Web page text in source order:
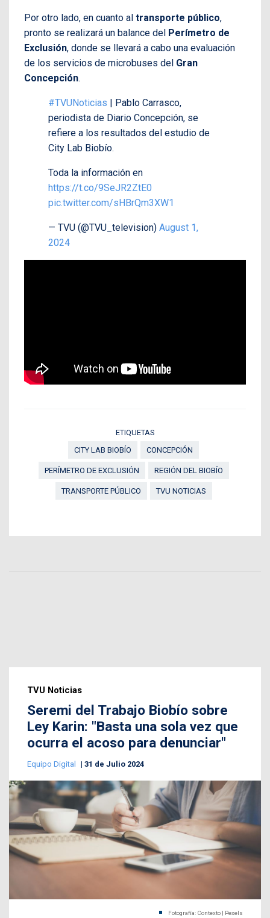
Por otro lado, en cuanto al transporte público,
pronto se realizará un balance del Perímetro de
Exclusión, donde se llevará a cabo una evaluación
de los servicios de microbuses del Gran
Concepción.
#TVUNoticias | Pablo Carrasco,
periodista de Diario Concepción, se
refiere a los resultados del estudio de
City Lab Biobío.
Toda la información en
https://t.co/9SeJR2ZtE0
pic.twitter.com/sHBrQm3XW1
— TVU (@TVU_television) August 1,
2024
ETIQUETAS
CITY LAB BIOBÍO
CONCEPCIÓN
PERÍMETRO DE EXCLUSIÓN REGIÓN DEL BIOBÍO
TRANSPORTE PÚBLICO TVU NOTICIAS
TVU Noticias
Seremi del Trabajo Biobío sobre
Ley Karin: "Basta una sola vez que
ocurra el acoso para denunciar"
Equipo Digital 31 de Julio 2024
Fotografía: Contexto | Pexels